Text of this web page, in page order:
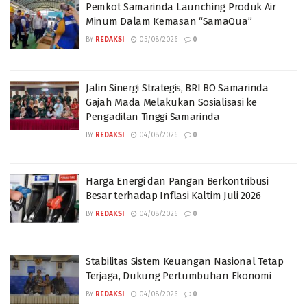
Pemkot Samarinda Launching Produk Air
Minum Dalam Kemasan “SamaQua”
BY REDAKSI 05/08/2026 0
Jalin Sinergi Strategis, BRI BO Samarinda
Gajah Mada Melakukan Sosialisasi ke
Pengadilan Tinggi Samarinda
BY REDAKSI 04/08/2026 0
Harga Energi dan Pangan Berkontribusi
Besar terhadap Inflasi Kaltim Juli 2026
BY REDAKSI 04/08/2026 0
Stabilitas Sistem Keuangan Nasional Tetap
Terjaga, Dukung Pertumbuhan Ekonomi
BY REDAKSI 04/08/2026 0